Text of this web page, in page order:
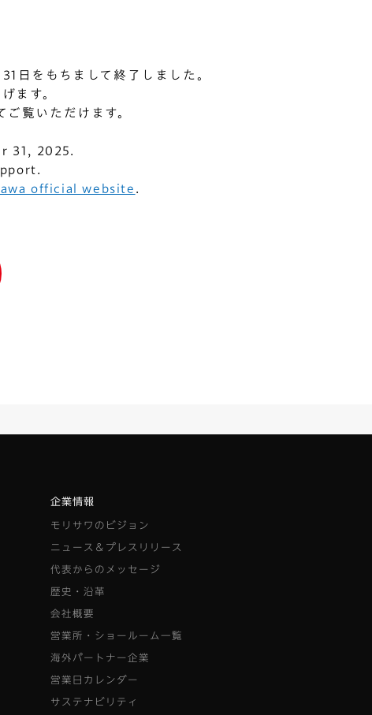
日をもちまして終了しました。
ます。
ご覧いただけます。
31, 2025.
official website
企業情報
モリサワのビジョン
ニュース＆プレスリリース
代表からのメッセージ
歴史・沿革
会社概要
営業所・ショールーム一覧
海外パートナー企業
営業日カレンダー
サステナビリティ